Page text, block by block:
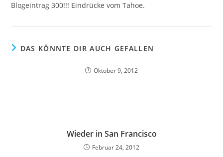
Blogeintrag 300!!! Eindrücke vom Tahoe.
DAS KÖNNTE DIR AUCH GEFALLEN
Oktober 9, 2012
Wieder in San Francisco
Februar 24, 2012